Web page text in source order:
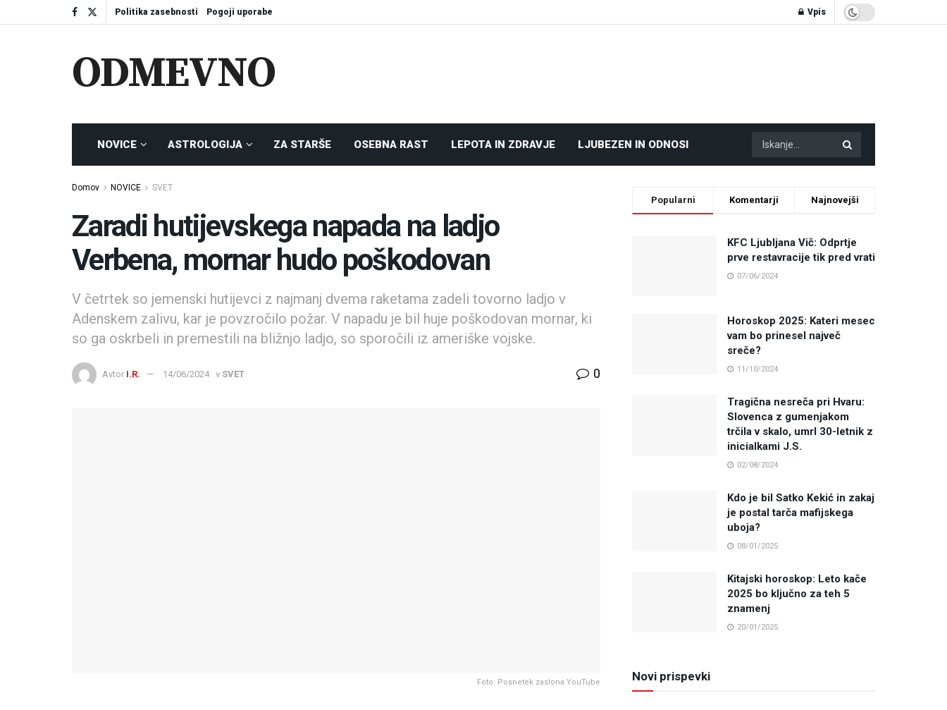
Politika zasebnosti Pogoji uporabe Vpis
ODMEVNO
NOVICE ASTROLOGIJA ZA STARŠE OSEBNA RAST LEPOTA IN ZDRAVJE LJUBEZEN IN ODNOSI
Domov NOVICE SVET
Zaradi hutijevskega napada na ladjo
Verbena, mornar hudo poškodovan
V četrtek so jemenski hutijevci z najmanj dvema raketama zadeli tovorno ladjo v
Adenskem zalivu, kar je povzročilo požar. V napadu je bil huje poškodovan mornar, ki
so ga oskrbeli in premestili na bližnjo ladjo, so sporočili iz ameriške vojske.
Avtor I.R. 14/06/2024 v SVET 0
Foto: Posnetek zaslona YouTube
Popularni Komentarji Najnovejši
KFC Ljubljana Vič: Odprtje
prve restavracije tik pred vrati
07/06/2024
Horoskop 2025: Kateri mesec
vam bo prinesel največ
sreče?
11/10/2024
Tragična nesreča pri Hvaru:
Slovenca z gumenjakom
trčila v skalo, umrl 30-letnik z
inicialkami J.S.
02/08/2024
Kdo je bil Satko Kekić in zakaj
je postal tarča mafijskega
uboja?
08/01/2025
Kitajski horoskop: Leto kače
2025 bo ključno za teh 5
znamenj
20/01/2025
Novi prispevki